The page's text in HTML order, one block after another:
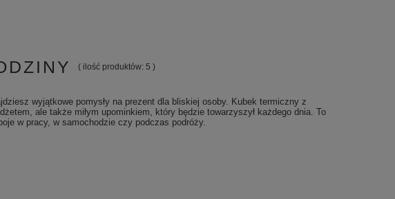
( ilość produktów: 5 )
wyjątkowe pomysły na prezent dla bliskiej osoby. Kubek termiczny z
ale także miłym upominkiem, który będzie towarzyszył każdego dnia. To
w pracy, w samochodzie czy podczas podróży.